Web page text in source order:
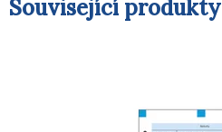
Související produkty